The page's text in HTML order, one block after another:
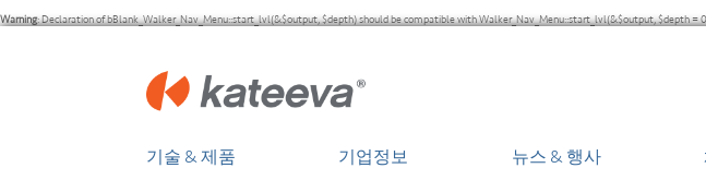
Warning: Declaration of bBlank_Walker_Nav_Menu::start_lvl(&$output, $depth) should be compatible with Walker_Nav_Menu::start_lvl(&$output, $depth =
기술 & 제품 기업정보 뉴스 & 행사